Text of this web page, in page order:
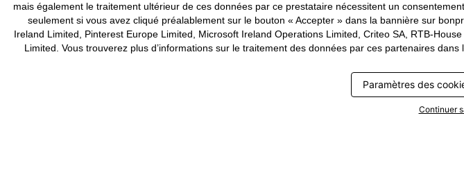
mais également le traitement ultérieur de ces données par ce prestataire nécessitent un
seulement si vous avez cliqué préalablement sur le bouton « Accepter » dans la bannière sur
Ireland Limited, Pinterest Europe Limited, Microsoft Ireland Operations Limited, Criteo SA, RTB-
Limited. Vous trouverez plus d’informations sur le traitement des données par ces partenaires dans
Paramètres des
Continuer